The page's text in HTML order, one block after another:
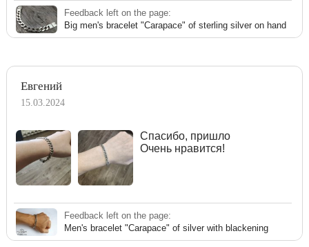
Feedback left on the page:
Big men's bracelet "Carapace" of sterling silver on hand
Евгений
15.03.2024
Спасибо, пришло
Очень нравится!
Feedback left on the page:
Men's bracelet "Carapace" of silver with blackening